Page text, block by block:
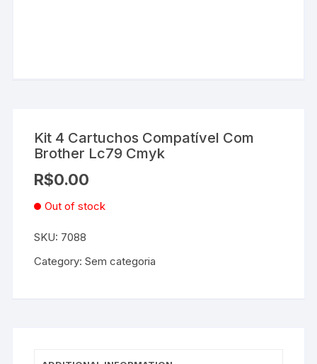
Kit 4 Cartuchos Compatível Com
Brother Lc79 Cmyk
R$0.00
Out of stock
SKU: 7088
Category:Sem categoria